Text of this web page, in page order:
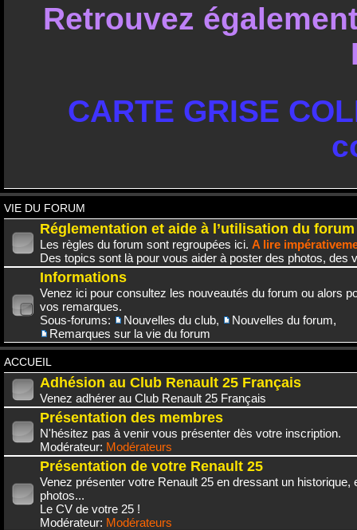
Retrouvez
CARTE GRISE
VIE DU FORUM
Réglementation et aide à l’utilisation du forum
Les règles du forum sont regroupées ici. A lire
Des topics sont là pour vous aider à poster des photos, des
Informations
Venez ici pour consultez les nouveautés du forum ou alors
vos remarques.
Sous-forums:
Nouvelles du club, Nouvelles du forum,
Remarques sur la vie du forum
ACCUEIL
Adhésion au Club Renault 25 Français
Venez adhérer au Club Renault 25 Français
Présentation des membres
N'hésitez pas à venir vous présenter dès votre inscription.
Modérateur: Modérateurs
Présentation de votre Renault 25
Venez présenter votre Renault 25 en dressant un historique,
photos...
Le CV de votre 25 !
Modérateur: Modérateurs